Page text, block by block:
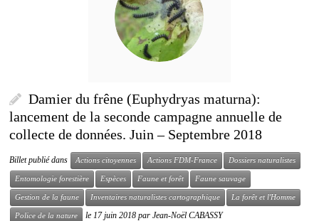
Damier du frêne (Euphydryas maturna):
lancement de la seconde campagne annuelle de
collecte de données. Juin – Septembre 2018
Billet publié dans Actions citoyennes Actions FDM-France Dossiers naturalistes
Entomologie forestière Espèces Faune et forêt Faune sauvage
Gestion de la faune Inventaires naturalistes cartographique La forêt et l'Homme
Police de la nature le17 juin 2018 parJean-Noël CABASSY